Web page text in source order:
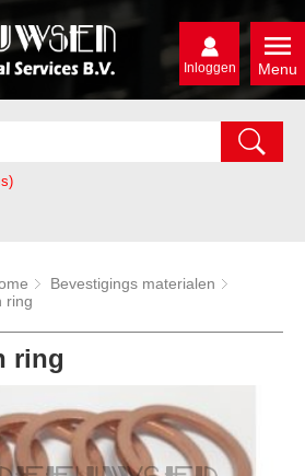
Menu
Inloggen
Bevestigings materialen
ring
ring